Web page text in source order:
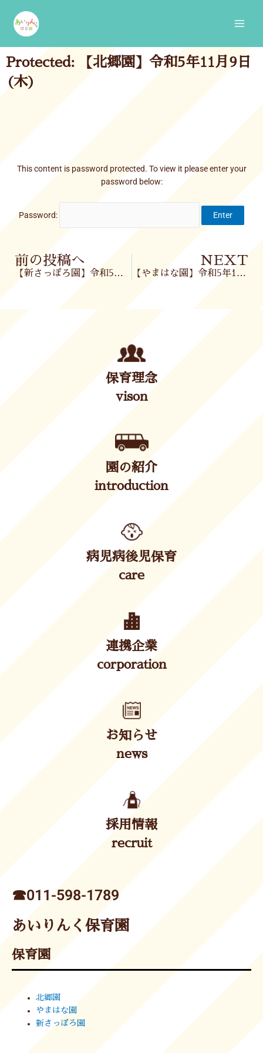
content
Protected: 【北郷園】令和5年11月9日
(木)
This content is password protected. To view it please enter your
password below:
Password:
Prev
前の投稿へ
【新さっぽろ園】令和5年11月9日(木)
NEXT
【やまはな園】令和5年11月9日(木)
保育理念
vison
園の紹介
introduction
病児病後児保育
care
連携企業
corporation
お知らせ
news
採用情報
recruit
☎︎011-598-1789
あいりんく保育園
保育園
北郷園
やまはな園
新さっぽろ園